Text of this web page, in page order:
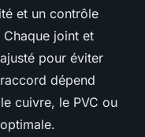
et un contrôle
Chaque joint et
pour éviter
dépend
cuivre, le PVC ou